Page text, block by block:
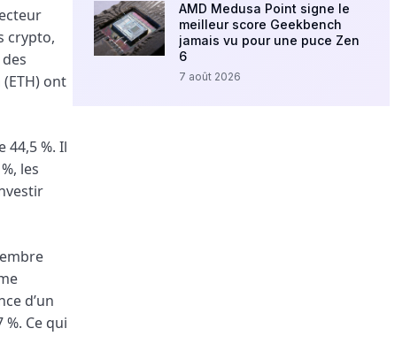
crypto,
ont
%. Il
les
d’un
Ce qui
AMD Medusa Point signe le
meilleur score Geekbench
jamais vu pour une puce Zen
6
7 août 2026